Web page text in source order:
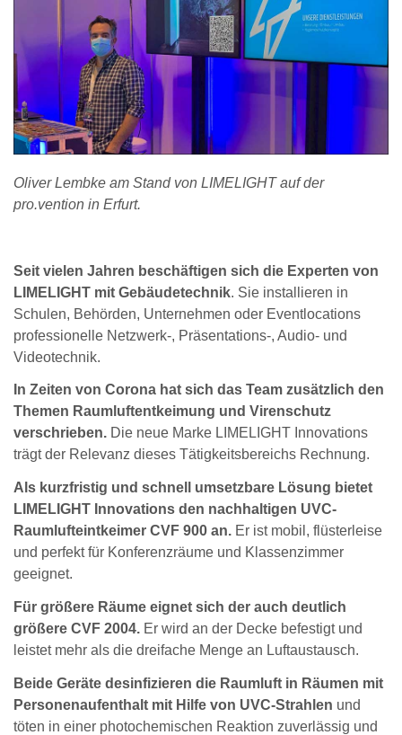
Oliver Lembke am Stand von LIMELIGHT auf der
pro.vention in Erfurt.
Seit vielen Jahren beschäftigen sich die Experten von
LIMELIGHT mit Gebäudetechnik. Sie installieren in
Schulen, Behörden, Unternehmen oder Eventlocations
professionelle Netzwerk-, Präsentations-, Audio- und
Videotechnik.
In Zeiten von Corona hat sich das Team zusätzlich den
Themen Raumluftentkeimung und Virenschutz
verschrieben. Die neue Marke LIMELIGHT Innovations
trägt der Relevanz dieses Tätigkeitsbereichs Rechnung.
Als kurzfristig und schnell umsetzbare Lösung bietet
LIMELIGHT Innovations den nachhaltigen UVC-
Raumlufteintkeimer CVF 900 an. Er ist mobil, flüsterleise
und perfekt für Konferenzräume und Klassenzimmer
geeignet.
Für größere Räume eignet sich der auch deutlich
größere CVF 2004. Er wird an der Decke befestigt und
leistet mehr als die dreifache Menge an Luftaustausch.
Beide Geräte desinfizieren die Raumluft in Räumen mit
Personenaufenthalt mit Hilfe von UVC-Strahlen und
töten in einer photochemischen Reaktion zuverlässig und